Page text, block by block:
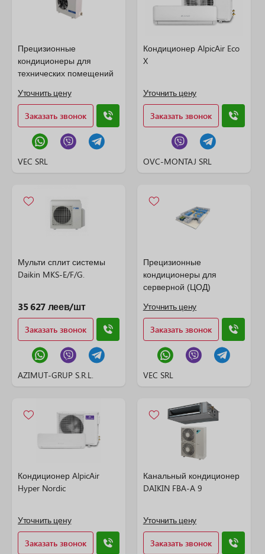
Прецизионные
кондиционеры для
технических помещений
Уточнить цену
Заказать звонок
VEC SRL
Кондиционер AlpicAir Eco
X
Уточнить цену
Заказать звонок
OVC-MONTAJ SRL
Мульти сплит системы
Daikin MKS-E/F/G.
35 627 леев/шт
Заказать звонок
AZIMUT-GRUP S.R.L.
Прецизионные
кондиционеры для
серверной (ЦОД)
Уточнить цену
Заказать звонок
VEC SRL
Кондиционер AlpicAir
Hyper Nordic
Уточнить цену
Заказать звонок
Канальный кондиционер
DAIKIN FBA-A 9
Уточнить цену
Заказать звонок